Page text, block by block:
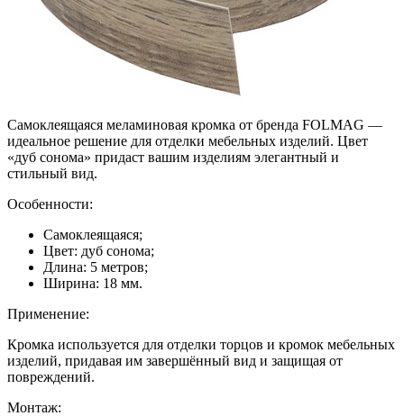
Самоклеящаяся меламиновая кромка от бренда FOLMAG —
идеальное решение для отделки мебельных изделий. Цвет
«дуб сонома» придаст вашим изделиям элегантный и
стильный вид.
Особенности:
Самоклеящаяся;
Цвет: дуб сонома;
Длина: 5 метров;
Ширина: 18 мм.
Применение:
Кромка используется для отделки торцов и кромок мебельных
изделий, придавая им завершённый вид и защищая от
повреждений.
Монтаж: